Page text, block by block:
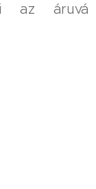
az áruvá